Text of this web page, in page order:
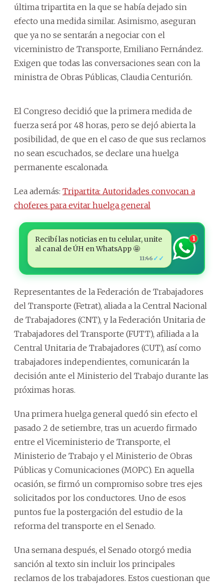
última tripartita en la que se había dejado sin
efecto una medida similar. Asimismo, aseguran
que ya no se sentarán a negociar con el
viceministro de Transporte, Emiliano Fernández.
Exigen que todas las conversaciones sean con la
ministra de Obras Públicas, Claudia Centurión.
El Congreso decidió que la primera medida de
fuerza será por 48 horas, pero se dejó abierta la
posibilidad, de que en el caso de que sus reclamos
no sean escuchados, se declare una huelga
permanente escalonada.
Lea además: Tripartita: Autoridades convocan a
choferes para evitar huelga general
Recibí las noticias en tu celular, unite
al canal de ÚH en WhatsApp 🤩
11:46 ✓✓
1
Representantes de la Federación de Trabajadores
del Transporte (Fetrat), aliada a la Central Nacional
de Trabajadores (CNT), y la Federación Unitaria de
Trabajadores del Transporte (FUTT), afiliada a la
Central Unitaria de Trabajadores (CUT), así como
trabajadores independientes, comunicarán la
decisión ante el Ministerio del Trabajo durante las
próximas horas.
Una primera huelga general quedó sin efecto el
pasado 2 de setiembre, tras un acuerdo firmado
entre el Viceministerio de Transporte, el
Ministerio de Trabajo y el Ministerio de Obras
Públicas y Comunicaciones (MOPC). En aquella
ocasión, se firmó un compromiso sobre tres ejes
solicitados por los conductores. Uno de esos
puntos fue la postergación del estudio de la
reforma del transporte en el Senado.
Una semana después, el Senado otorgó media
sanción al texto sin incluir los principales
reclamos de los trabajadores. Estos cuestionan que